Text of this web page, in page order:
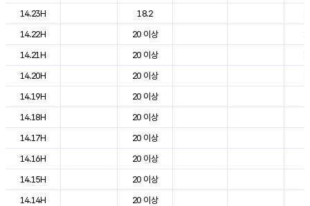
14.23H
18.2
14.22H
20 이상
14.21H
20 이상
14.20H
20 이상
14.19H
20 이상
14.18H
20 이상
14.17H
20 이상
14.16H
20 이상
14.15H
20 이상
14.14H
20 이상